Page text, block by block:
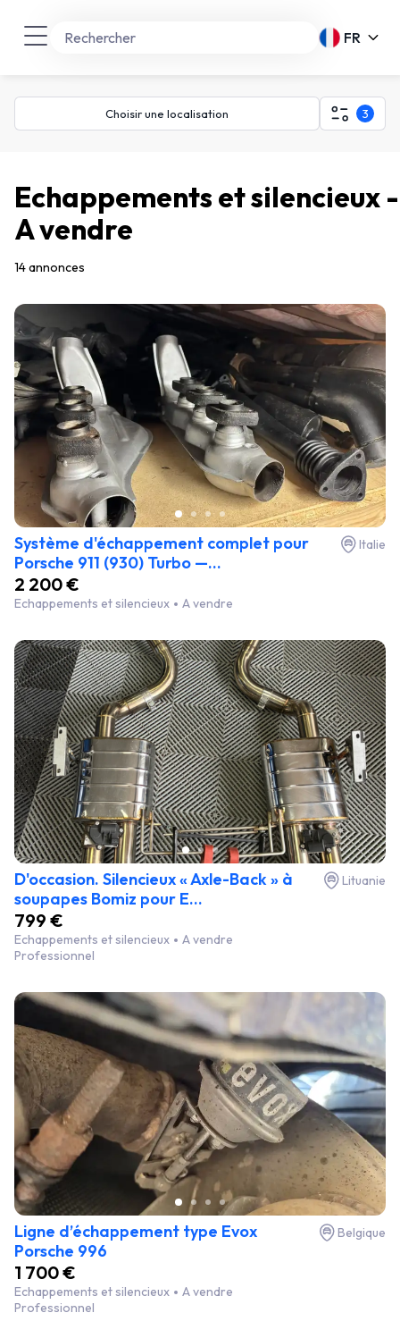
FR
Choisir une localisation 3
Echappements et silencieux -
A vendre
14 annonces
Système d'échappement complet pour
Porsche 911 (930) Turbo —...
Italie
2 200 €
Echappements et silencieux A vendre
D'occasion. Silencieux « Axle-Back » à
soupapes Bomiz pour E...
Lituanie
799 €
Echappements et silencieux
A vendre
Professionnel
Ligne d’échappement type Evox
Porsche 996
Belgique
1 700 €
Echappements et silencieux
A vendre
Professionnel